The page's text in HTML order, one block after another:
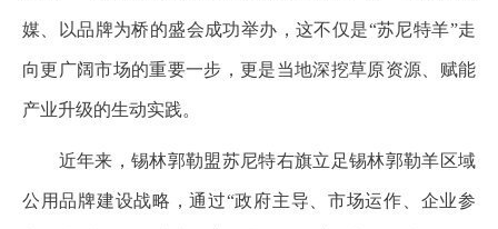
媒、以品牌为桥的盛会成功举办，这不仅是“苏尼特羊”走
向更广阔市场的重要一步，更是当地深挖草原资源、赋能
产业升级的生动实践。
近年来，锡林郭勒盟苏尼特右旗立足锡林郭勒羊区域
公用品牌建设战略，通过“政府主导、市场运作、企业参